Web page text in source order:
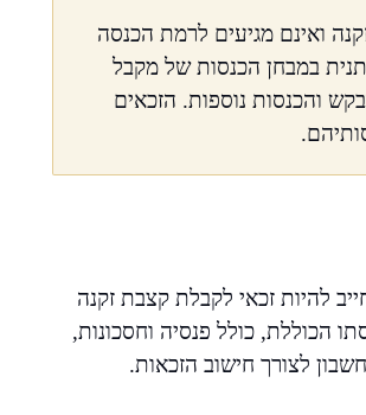
ואינם מגיעים לרמת הכנסה
במבחן הכנסות של מקבל
והכנסות נוספות. הזכאים
להיות זכאי לקבלת קצבת זקנה
הכוללת, כולל פנסיה וחסכונות,
לצורך חישוב הזכאות.